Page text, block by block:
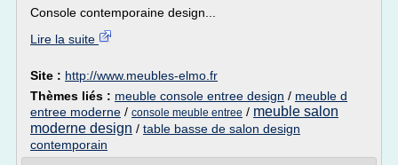
Console contemporaine design...
Lire la suite
Site : http://www.meubles-elmo.fr
Thèmes liés : meuble console entree design / meuble d
entree moderne / console meuble entree / meuble salon
moderne design / table basse de salon design
contemporain